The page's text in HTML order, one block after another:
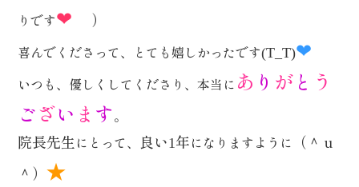
りです❤ ）
喜んでくださって、とても嬉しかったです(T_T)❤
いつも、優しくしてくださり、本当に あ り が と う
ござい ま す。
院長先生 にとって、 良い1 年になりますように （＾ｕ
＾）★